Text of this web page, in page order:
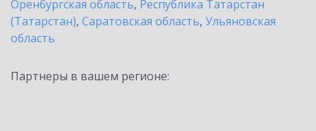
Оренбургская область, Республика Татарстан
(Татарстан), Саратовская область, Ульяновская
область
Партнеры в вашем регионе: